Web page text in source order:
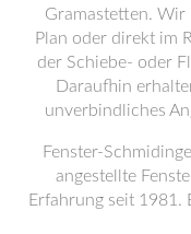
Gramastetten. Wir
Plan oder direkt im
der Schiebe- oder
Daraufhin
unverbindliches
Fenster-
angestellte
Erfahrung seit 1981.